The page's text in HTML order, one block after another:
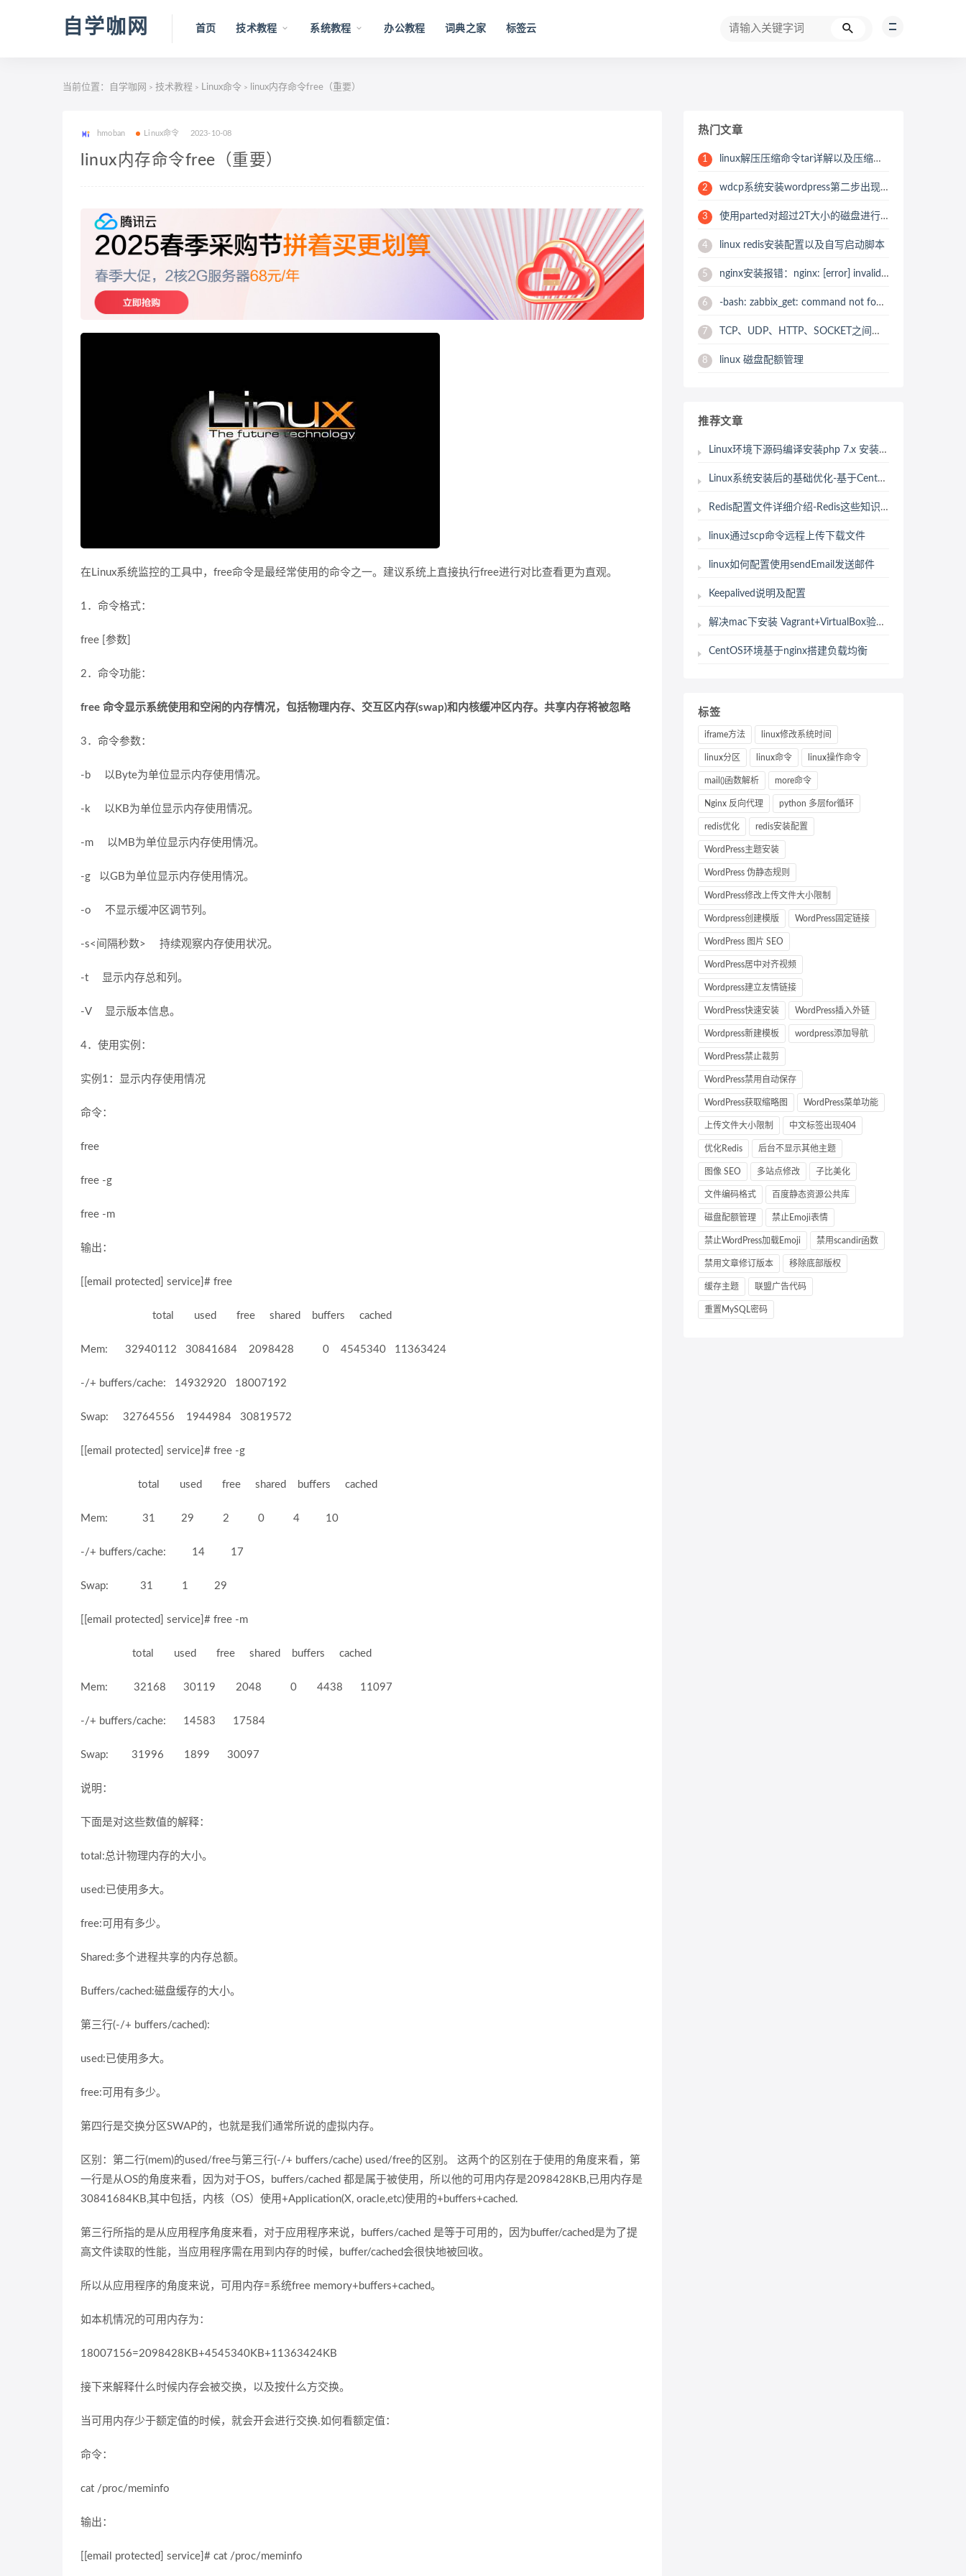
自学咖网 首页 技术教程 系统教程 办公教程 词典之家 标签云
当前位置： 自学咖网 > 技术教程 > Linux命令 > linux内存命令free（重要）
hmoban Linux命令 2023-10-08
linux内存命令free（重要）
在Linux系统监控的工具中，free命令是最经常使用的命令之一。建议系统上直接执行free进行对比查看更为直观。
1．命令格式：
free [参数]
2．命令功能：
free 命令显示系统使用和空闲的内存情况，包括物理内存、交互区内存(swap)和内核缓冲区内存。共享内存将被忽略
3．命令参数：
-b 以Byte为单位显示内存使用情况。
-k 以KB为单位显示内存使用情况。
-m 以MB为单位显示内存使用情况。
-g 以GB为单位显示内存使用情况。
-o 不显示缓冲区调节列。
-s<间隔秒数> 持续观察内存使用状况。
-t 显示内存总和列。
-V 显示版本信息。
4．使用实例：
实例1：显示内存使用情况
命令：
free
free -g
free -m
输出：
[[email protected] service]# free
total used free shared buffers cached
Mem: 32940112 30841684 2098428 0 4545340 11363424
-/+ buffers/cache: 14932920 18007192
Swap: 32764556 1944984 30819572
[[email protected] service]# free -g
total used free shared buffers cached
Mem: 31 29 2 0 4 10
-/+ buffers/cache: 14 17
Swap: 31 1 29
[[email protected] service]# free -m
total used free shared buffers cached
Mem: 32168 30119 2048 0 4438 11097
-/+ buffers/cache: 14583 17584
Swap: 31996 1899 30097
说明：
下面是对这些数值的解释：
total:总计物理内存的大小。
used:已使用多大。
free:可用有多少。
Shared:多个进程共享的内存总额。
Buffers/cached:磁盘缓存的大小。
第三行(-/+ buffers/cached):
used:已使用多大。
free:可用有多少。
第四行是交换分区SWAP的，也就是我们通常所说的虚拟内存。
区别：第二行(mem)的used/free与第三行(-/+ buffers/cache) used/free的区别。 这两个的区别在于使用的角度来看，第
一行是从OS的角度来看，因为对于OS，buffers/cached 都是属于被使用，所以他的可用内存是2098428KB,已用内存是
30841684KB,其中包括，内核（OS）使用+Application(X, oracle,etc)使用的+buffers+cached.
第三行所指的是从应用程序角度来看，对于应用程序来说，buffers/cached 是等于可用的，因为buffer/cached是为了提
高文件读取的性能，当应用程序需在用到内存的时候，buffer/cached会很快地被回收。
所以从应用程序的角度来说，可用内存=系统free memory+buffers+cached。
如本机情况的可用内存为：
18007156=2098428KB+4545340KB+11363424KB
接下来解释什么时候内存会被交换，以及按什么方交换。
当可用内存少于额定值的时候，就会开会进行交换.如何看额定值：
命令：
cat /proc/meminfo
输出：
[[email protected] service]# cat /proc/meminfo
热门文章
1 linux解压压缩命令tar详解以及压缩的时候如何跳过某一个压缩目录或文件
2 wdcp系统安装wordpress第二步出现错误“Table Prefix” must not be empty
3 使用parted对超过2T大小的磁盘进行GPT分区划分
4 linux redis安装配置以及自写启动脚本
5 nginx安装报错：nginx: [error] invalid PID number “” in “/usr/local/nginx/logs/nginx.pid” 解决办法
6 -bash: zabbix_get: command not found报错解决办法之zabbix_get 安装
7 TCP、UDP、HTTP、SOCKET之间的区别与联系
8 linux 磁盘配额管理
推荐文章
Linux环境下源码编译安装php 7.x 安装笔记
Linux系统安装后的基础优化-基于CentOS（5.8/6.4）
Redis配置文件详细介绍-Redis这些知识点，是必须知道的
linux通过scp命令远程上传下载文件
linux如何配置使用sendEmail发送邮件
Keepalived说明及配置
解决mac下安装 Vagrant+VirtualBox验证状态卡死问题
CentOS环境基于nginx搭建负载均衡
标签
iframe方法 linux修改系统时间
linux分区 linux命令 linux操作命令
mail()函数解析 more命令
Nginx 反向代理 python 多层for循环
redis优化 redis安装配置
WordPress主题安装
WordPress 伪静态规则
WordPress修改上传文件大小限制
Wordpress创建模版 WordPress固定链接
WordPress 图片 SEO
WordPress居中对齐视频
Wordpress建立友情链接
WordPress快速安装 WordPress插入外链
Wordpress新建模板 wordpress添加导航
WordPress禁止裁剪
WordPress禁用自动保存
WordPress获取缩略图 WordPress菜单功能
上传文件大小限制 中文标签出现404
优化Redis 后台不显示其他主题
图像 SEO 多站点修改 子比美化
文件编码格式 百度静态资源公共库
磁盘配额管理 禁止Emoji表情
禁止WordPress加载Emoji 禁用scandir函数
禁用文章修订版本 移除底部版权
缓存主题 联盟广告代码
重置MySQL密码